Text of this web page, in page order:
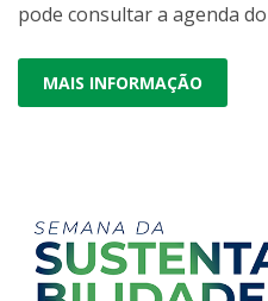
pode consultar a agenda
MAIS INFORMAÇÃO